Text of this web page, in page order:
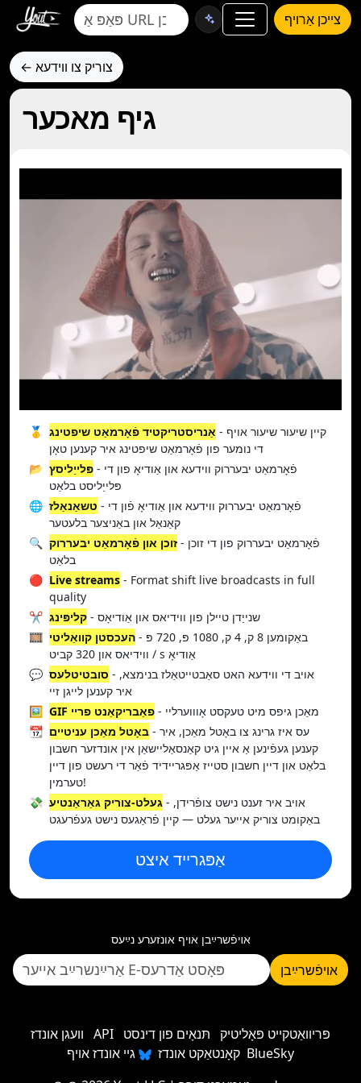
צייכן אַרויף
← צוריק צו ווידעא
גיף מאכער
🥇 אַנריסטריקטיד פֿאָרמאַט שיפטינג - קיין שיעור שיעור אויף
די נומער פון פֿאָרמאַט שיפטינג איר קענען טאָן
📂 פּלייַליסץ - פֿאָרמאַט יבעררוק ווידעא און אַודיאָ פון די
פּלייַליסט בלאַט
🌐 טשאַנאַלז - פֿאָרמאַט יבעררוק ווידעא און אַודיאָ פֿון די
קאַנאַל און באַניצער בלעטער
🔍 זוכן און פֿאָרמאַט יבעררוק - פֿאָרמאַט יבעררוק פון די זוכן
בלאַט
🔴 Live streams - Format shift live broadcasts in full
quality
✂️ קליפּינג
- שנייַדן טיילן פון ווידיאס און אַודיאָס
🎞️ העכסטן קוואַליטי - באַקומען 8 ק, 4 ק, 1080 פּ, 720 פּ
ווידיאס און 320 קביט / s אַודיאָ
💬 סובטיטלעס - אויב די ווידעא האט סאַבטייטאַלז בנימצא,
איר קענען לייגן זיי
🖼️
GIF פאַבריקאַנט פריי
- מאַכן גיפס מיט טעקסט אָוווערליי
📆 באָטל מאַכן עניטיים - עס איז גרינג צו באָטל מאַכן, איר
קענען געפֿינען אַ איין גיט קאַנסאַליישאַן אין אונדזער חשבון
בלאַט און דיין חשבון סטייז אַפּגריידיד פֿאַר די רעשט פון דיין
טערמין!
💸 געלט-צוריק גאַראַנטיע - אויב איר זענט נישט צופֿרידן,
באַקומט צוריק אייער געלט — קיין פֿראַגעס נישט געפֿרעגט
אַפּגרייד איצט
אױפֿשרײַבן אױף אונזערע נײַעס
אױפֿשרײַבן
וועגן אונדז API פּריוואַטקייט פּאָליטיק
תּנאָים פון דינסט
קאָנטאַקט אונדז גיי אונדז אויף BlueSky